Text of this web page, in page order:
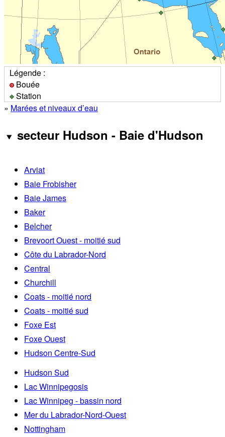
Légende :
Bouée
Station
» Marées et niveaux d’eau
secteur Hudson - Baie d'Hudson
Arviat
Baie Frobisher
Baie James
Baker
Belcher
Brevoort Ouest - moitié sud
Côte du Labrador-Nord
Central
Churchill
Coats - moitié nord
Coats - moitié sud
Foxe Est
Foxe Ouest
Hudson Centre-Sud
Hudson Sud
Lac Winnipegosis
Lac Winnipeg - bassin nord
Mer du Labrador-Nord-Ouest
Nottingham